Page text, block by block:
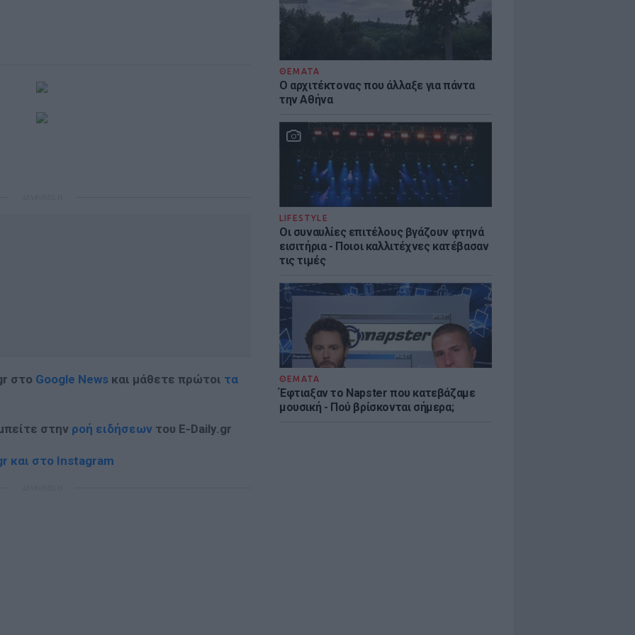
ΘΕΜΑΤΑ
Ο αρχιτέκτονας που άλλαξε για πάντα
την Αθήνα
LIFESTYLE
Οι συναυλίες επιτέλους βγάζουν φτηνά
εισιτήρια - Ποιοι καλλιτέχνες κατέβασαν
τις τιμές
ΘΕΜΑΤΑ
Έφτιαξαν το Napster που κατεβάζαμε
μουσική - Πού βρίσκονται σήμερα;
στο Google News και μάθετε πρώτοι τα
στην ροή ειδήσεων του E-Daily.gr
και στο Instagram